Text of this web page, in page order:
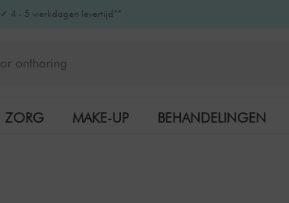
✓ 4 - 5 werkdagen levertijd**
ZORG MAKE-UP BEHANDELINGEN